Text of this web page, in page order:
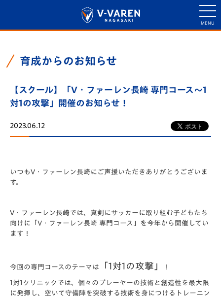
育成からのお知らせ
【スクール】「V・ファーレン長崎 専門コース〜1
対1の攻撃」開催のお知らせ！
2023.06.12
いつもV・ファーレン長崎にご声援いただきありがとうございま
す。
V・ファーレン長崎では、真剣にサッカーに取り組む子どもたち
向けに 「V・ファーレン長崎 専門コース」
を今年から開催してい
ます！
今回の専門コースのテーマは 「1対1の攻撃」 ！
1対1クリニックでは、個々のプレーヤーの技術と創造性を最大限
に発揮し、空いて守備陣を突破する技術を身につけるトレーニン